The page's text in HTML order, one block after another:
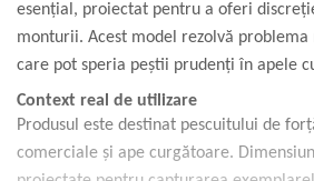
esențial, proiectat pentru a oferi
monturii. Acest model rezolvă
care pot speria peștii prudenți în apele
Context real de utilizare
Produsul este destinat pescuitului de
comerciale și ape curgătoare.